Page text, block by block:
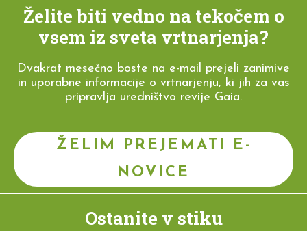
Želite biti vedno na tekočem o
vsem iz sveta vrtnarjenja?
Dvakrat mesečno boste na e-mail prejeli zanimive
in uporabne informacije o vrtnarjenju, ki jih za vas
pripravlja uredništvo revije Gaia.
ŽELIM PREJEMATI E-
NOVICE
Ostanite v stiku